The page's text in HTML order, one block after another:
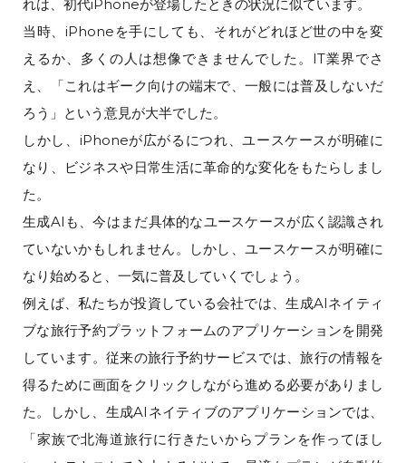
れは、初代iPhoneが登場したときの状況に似ています。
当時、iPhoneを手にしても、それがどれほど世の中を変
えるか、多くの人は想像できませんでした。IT業界でさ
え、「これはギーク向けの端末で、一般には普及しないだ
ろう」という意見が大半でした。
しかし、iPhoneが広がるにつれ、ユースケースが明確に
なり、ビジネスや日常生活に革命的な変化をもたらしまし
た。
生成AIも、今はまだ具体的なユースケースが広く認識され
ていないかもしれません。しかし、ユースケースが明確に
なり始めると、一気に普及していくでしょう。
例えば、私たちが投資している会社では、生成AIネイティ
ブな旅行予約プラットフォームのアプリケーションを開発
しています。従来の旅行予約サービスでは、旅行の情報を
得るために画面をクリックしながら進める必要がありまし
た。しかし、生成AIネイティブのアプリケーションでは、
「家族で北海道旅行に行きたいからプランを作ってほし